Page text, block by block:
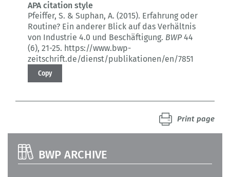
APA citation style
Pfeiffer, S. & Suphan, A. (2015). Erfahrung oder
Routine? Ein anderer Blick auf das Verhältnis
von Industrie 4.0 und Beschäftigung. BWP44
(6), 21-25. https://www.bwp-
zeitschrift.de/dienst/publikationen/en/7851
Copy
Print page
BWP ARCHIVE